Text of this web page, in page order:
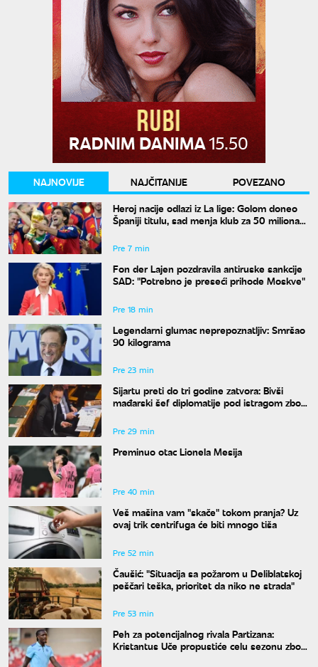
NAJNOVIJE NAJČITANIJE
POVEZANO
Heroj nacije odlazi iz La lige: Golom doneo
Španiji titulu, sad menja klub za 50 miliona
Pre 7 min
Fon der Lajen pozdravila antiruske sankcije
SAD: "Potrebno je preseći prihode Moskve"
Pre 18 min
Legendarni glumac neprepoznatljiv: Smršao
90 kilograma
Pre 23 min
Sijartu preti do tri godine zatvora: Bivši
mađarski šef diplomatije pod istragom zbog
Pre 29 min
Preminuo otac Lionela Mesija
Pre 40 min
Veš mašina vam "skače" tokom pranja? Uz
ovaj trik centrifuga će biti mnogo tiša
Pre 52 min
Čaušić: "Situacija sa požarom u Deliblatskoj
peščari teška, prioritet da niko ne strada"
Pre 53 min
Peh za potencijalnog rivala Partizana:
Kristantus Uče propustiće celu sezonu zbog